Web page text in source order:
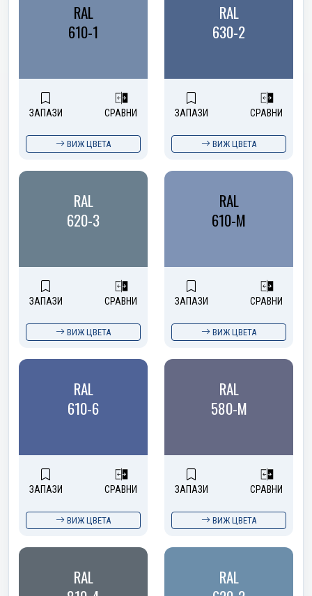
RAL
610-1
ЗАПАЗИ СРАВНИ
ВИЖ ЦВЕТА
RAL
630-2
ЗАПАЗИ СРАВНИ
ВИЖ ЦВЕТА
RAL
620-3
ЗАПАЗИ СРАВНИ
ВИЖ ЦВЕТА
RAL
610-M
ЗАПАЗИ СРАВНИ
ВИЖ ЦВЕТА
RAL
610-6
ЗАПАЗИ СРАВНИ
ВИЖ ЦВЕТА
RAL
580-M
ЗАПАЗИ СРАВНИ
ВИЖ ЦВЕТА
RAL
RAL